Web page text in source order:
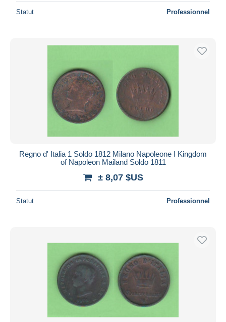
Statut Professionnel
Regno d' Italia 1 Soldo 1812 Milano Napoleone I Kingdom
of Napoleon Mailand Soldo 1811
± 8,07 $US
Statut Professionnel